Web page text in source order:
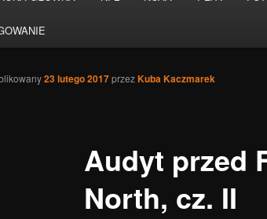
Audyt przed
North, cz. II
23 lutego 2017przezKuba Kaczmarek